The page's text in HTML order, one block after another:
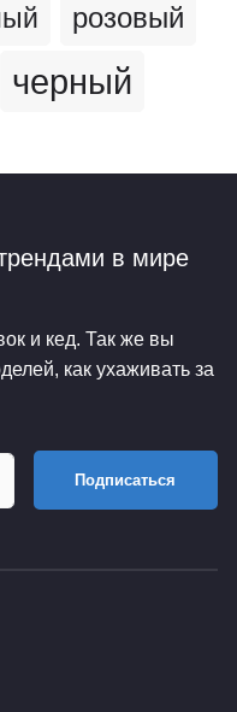
розовый
черный
в мире
и кед. Так же вы
как ухаживать за
Подписаться